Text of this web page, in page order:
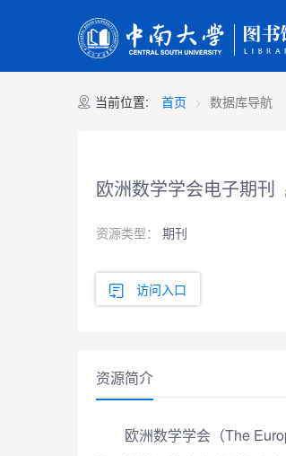
当前位置: 首页 数据库导航
欧洲数学学会电子期刊
资源类型： 期刊
访问入口
资源简介
欧洲数学学会（The